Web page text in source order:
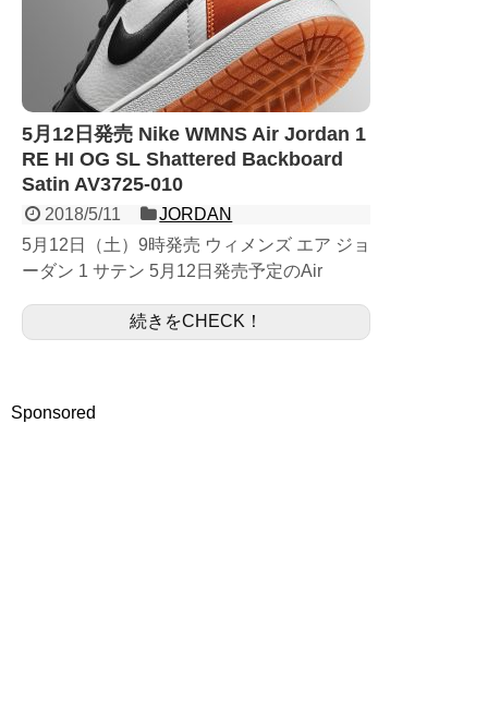
5月12日発売 Nike WMNS Air Jordan 1
RE HI OG SL Shattered Backboard
Satin AV3725-010
2018/5/11
JORDAN
5月12日（土）9時発売 ウィメンズ エア ジョ
ーダン 1 サテン 5月12日発売予定のAir
AV3725-010に...続きをCHECK！
Sponsored